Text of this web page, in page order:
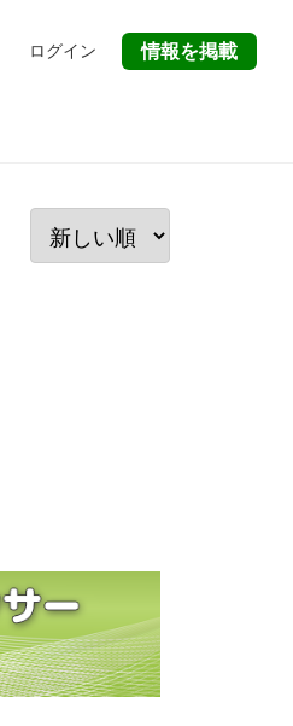
ログイン 情報を掲載